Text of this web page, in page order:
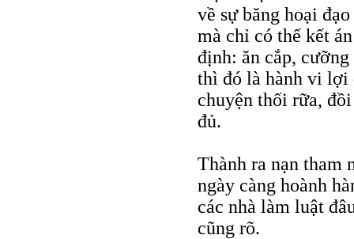
về sự băng hoại
mà chỉ có thể kết
định: ăn cắp,
thì đó là hành vi lợi
chuyện thối rữa,
đủ.
Thành ra nạn tham
ngày càng hoành
các nhà làm luật
cũng rõ.